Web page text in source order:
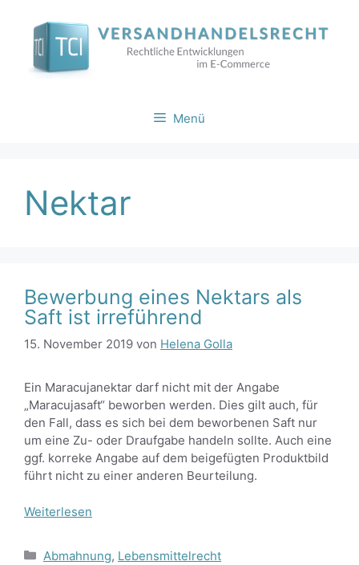
springen
Menü
Nektar
Bewerbung eines Nektars als
Saft ist irreführend
15. November 2019 von Helena Golla
Ein Maracujanektar darf nicht mit der Angabe
„Maracujasaft“ beworben werden. Dies gilt auch, für
den Fall, dass es sich bei dem beworbenen Saft nur
um eine Zu- oder Draufgabe handeln sollte. Auch eine
ggf. korreke Angabe auf dem beigefügten Produktbild
führt nicht zu einer anderen Beurteilung.
Weiterlesen
Kategorien
Abmahnung, Lebensmittelrecht